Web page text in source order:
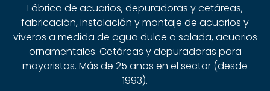
Fábrica de acuarios, depuradoras y cetáreas,
fabricación, instalación y montaje de acuarios y
viveros a medida de agua dulce o salada, acuarios
ornamentales. Cetáreas y depuradoras para
mayoristas. Más de 25 años en el sector (desde
1993).